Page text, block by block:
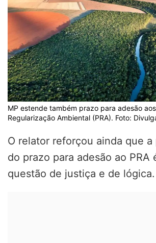
MP estende também prazo para adesão
Regularização Ambiental (PRA). Foto:
O relator reforçou ainda que a
do prazo para adesão ao PRA
questão de justiça e de lógica.